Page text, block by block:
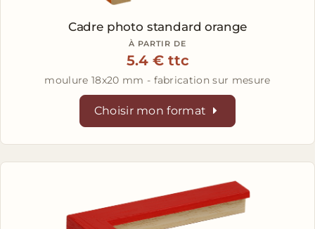
Cadre photo standard orange
À PARTIR DE
5.4 € ttc
moulure 18x20 mm - fabrication sur mesure
Choisir mon format